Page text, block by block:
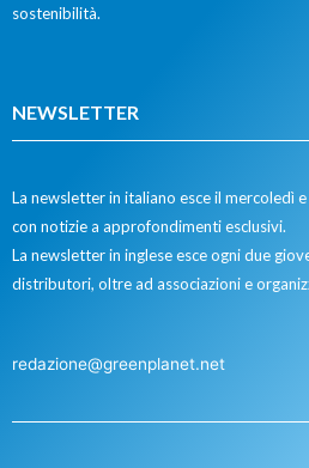
sostenibilità.
NEWSLETTER
La newsletter in italiano esce il mercoledì
con notizie a approfondimenti esclusivi.
La newsletter in inglese esce ogni due
distributori, oltre ad associazioni e
redazione@greenplanet.net